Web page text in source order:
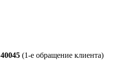
(1-е обращение клиента)